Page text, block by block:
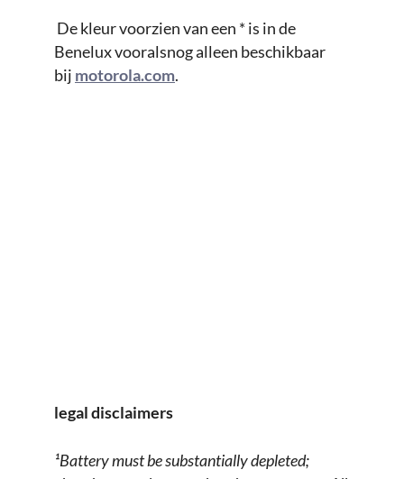
De kleur voorzien van een * is in de
Benelux vooralsnog alleen beschikbaar
bij motorola.com.
legal disclaimers
¹Battery must be substantially depleted;